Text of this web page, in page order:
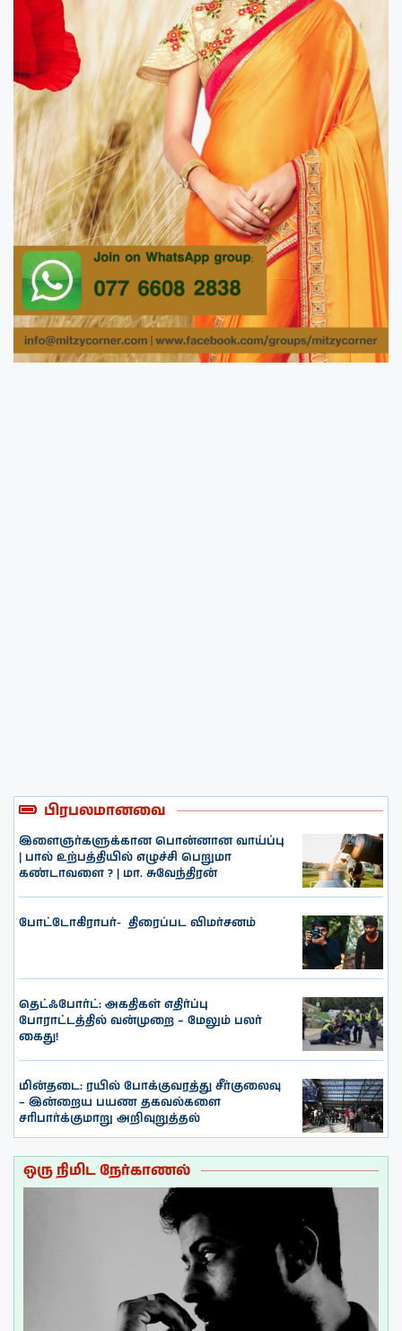
பிரபலமானவை
இளைஞர்களுக்கான பொன்னான வாய்ப்பு
| பால் உற்பத்தியில் எழுச்சி பெறுமா
கண்டாவளை ? | மா. சுவேந்திரன்
போட்டோகிராபர்- ‌ திரைப்பட விமர்சனம்
தெட்ஃபோர்ட்: அகதிகள் எதிர்ப்பு
போராட்டத்தில் வன்முறை – மேலும் பலர்
கைது!
மின்தடை: ரயில் போக்குவரத்து சீர்குலைவு
– இன்றைய பயண தகவல்களை
சரிபார்க்குமாறு அறிவுறுத்தல்
ஒரு நிமிட நேர்காணல்